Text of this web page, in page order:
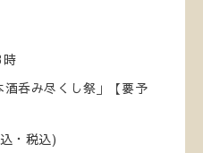
呑み尽くし祭」【要予
・税込)